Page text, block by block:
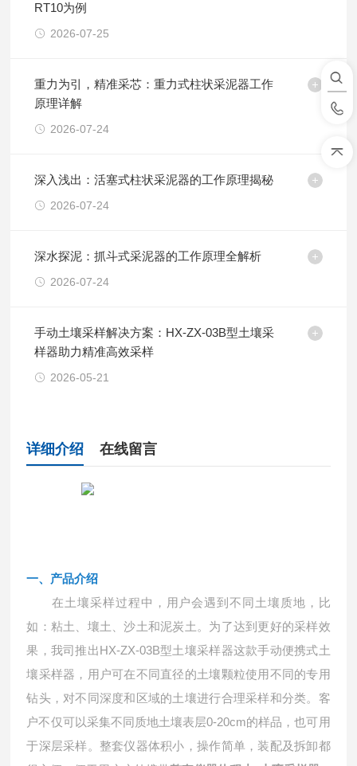
RT10为例
2026-07-25
重力为引，精准采芯：重力式柱状采泥器工作
原理详解
2026-07-24
深入浅出：活塞式柱状采泥器的工作原理揭秘
2026-07-24
深水探泥：抓斗式采泥器的工作原理全解析
2026-07-24
手动土壤采样解决方案：HX-ZX-03B型土壤采
样器助力精准高效采样
2026-05-21
详细介绍 在线留言
一、 产品介绍
在土壤采样过程中，用户会遇到不同土壤质地，比
如：粘土、壤土、沙土和泥炭土。为了达到更好的采样效
果，我司推出HX-ZX-03B型土壤采样器这款手动便携式土
壤采样器，用户可在不同直径的土壤颗粒使用不同的专用
钻头，对不同深度和区域的土壤进行合理采样和分类。客
户不仅可以采集不同质地土壤表层0-20cm的样品，也可用
于深层采样。整套仪器体积小，操作简单，装配及拆卸都